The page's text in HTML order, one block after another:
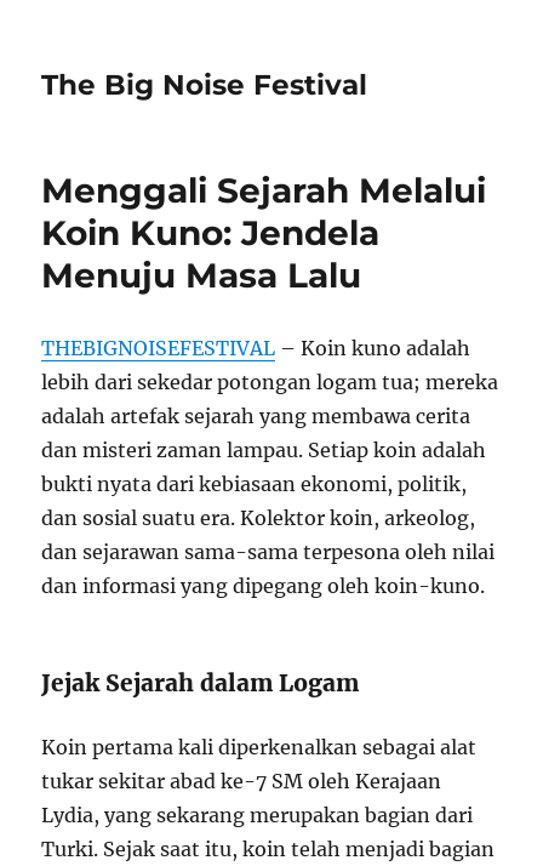
The Big Noise Festival
Menggali Sejarah Melalui
Koin Kuno: Jendela
Menuju Masa Lalu
THEBIGNOISEFESTIVAL – Koin kuno adalah
lebih dari sekedar potongan logam tua; mereka
adalah artefak sejarah yang membawa cerita
dan misteri zaman lampau. Setiap koin adalah
bukti nyata dari kebiasaan ekonomi, politik,
dan sosial suatu era. Kolektor koin, arkeolog,
dan sejarawan sama-sama terpesona oleh nilai
dan informasi yang dipegang oleh koin-kuno.
Jejak Sejarah dalam Logam
Koin pertama kali diperkenalkan sebagai alat
tukar sekitar abad ke-7 SM oleh Kerajaan
Lydia, yang sekarang merupakan bagian dari
Turki. Sejak saat itu, koin telah menjadi bagian